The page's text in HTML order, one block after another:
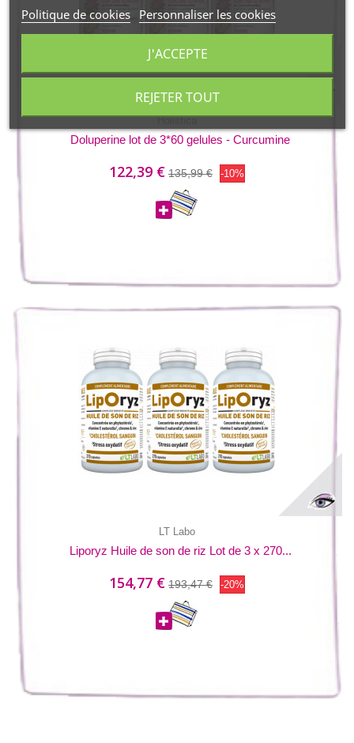
Holistica
Doluperine lot de 3*60 gelules - Curcumine
122,39 € 135,99 € -10%
LT Labo
Liporyz Huile de son de riz Lot de 3 x 270...
154,77 € 193,47 € -20%
Politique de cookies Personnaliser les cookies
REJETER TOUT
J'ACCEPTE